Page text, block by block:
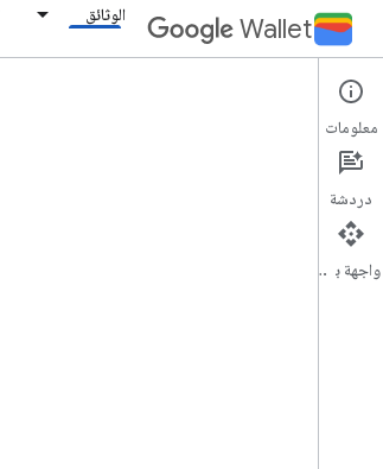
Wallet الوثائق
Generic pass
الأدلة
معلومات
دردشة
واجهة برمجة التطبيقات